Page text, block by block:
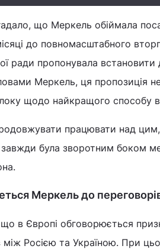
що Меркель обіймала
до повномасштабного
ради пропонувала
Меркель, ця пропозиція
щодо найкращого способу
працювати над цим,
була зворотним боком
Меркель до
в Європі обговорюється
між Росією та Україною. При